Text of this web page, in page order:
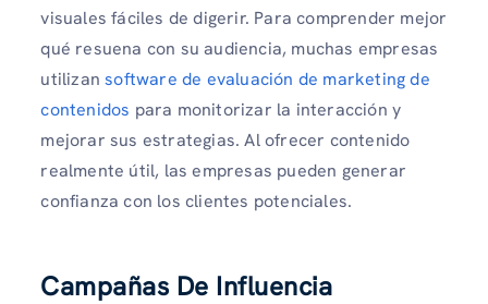
visuales fáciles de digerir. Para comprender mejor
qué resuena con su audiencia, muchas empresas
utilizansoftware de evaluación de marketing de
contenidos para monitorizar la interacción y
mejorar sus estrategias. Al ofrecer contenido
realmente útil, las empresas pueden generar
confianza con los clientes potenciales.
Campañas De Influencia